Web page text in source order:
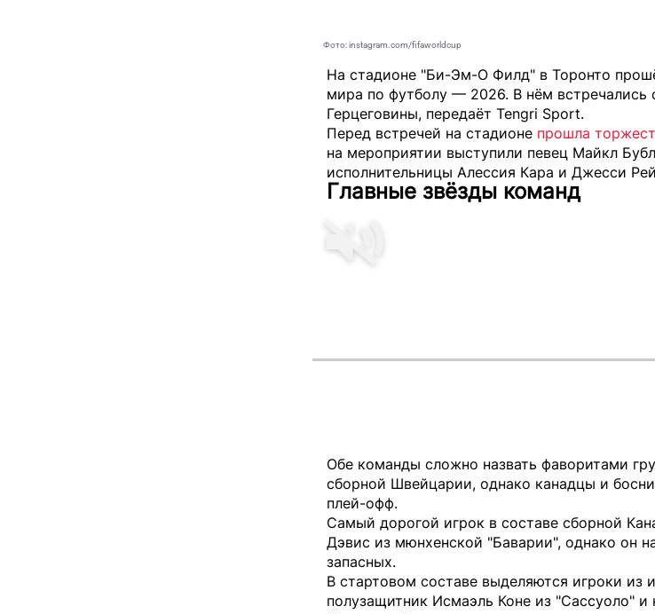
Фото: instagram.com/fifaworldcup
На стадионе "Би-Эм-О Филд" в Торонто
мира по футболу — 2026. В нём
Герцеговины, передаёт Tengri Sport.
Перед встречей на стадионе прошла
на мероприятии выступили певец Майкл
исполнительницы Алессия Кара и Джесси
Главные звёзды команд
Обе команды сложно назвать фаворитами
сборной Швейцарии, однако канадцы и
плей-офф.
Самый дорогой игрок в составе сборной
Дэвис из мюнхенской "Баварии", однако он
запасных.
В стартовом составе выделяются игроки из
полузащитник Исмаэль Коне из "Сассуоло"